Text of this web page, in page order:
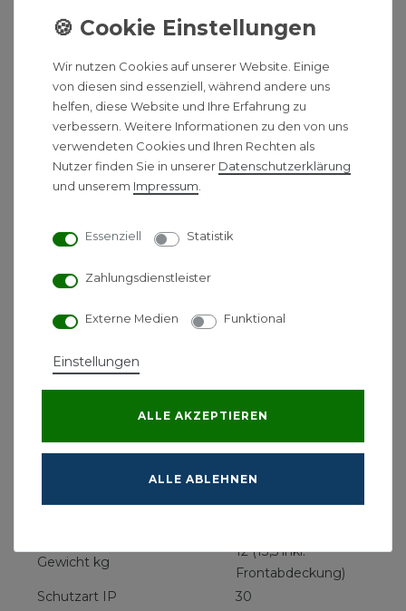
am Gerät. DIBt-Zulassung und Passivhauszertifikat
sind beantragt.
Energieeffizienzklasse A
1 / 2 / 3 / 4 / 5m3/h
15 / 25 / 40 / 55 / 70
(300-500)
Filterklasse 2x G4 (Abluft) & 1x G4 (Zuluft)
Gewicht kg 12 (13,5 inkl. Frontabdeckung) Schutzart
IP Innenteil IP20 / Frontabdeckung IPX4
Elektroanschluss 230 V / 50 Hz
TYP
CWL-D-70
Luftleistung bei Lüfterstufe
250
2 x G4 (Abluft) & 1 G4
Gewicht kg
12 (13,5 inkl.
Frontabdeckung)
Schutzart IP
30
Wir nutzen Cookies auf unserer Website. Einige
von diesen sind essenziell, während andere uns
helfen, diese Website und Ihre Erfahrung zu
verbessern. Weitere Informationen zu den von uns
verwendeten Cookies und Ihren Rechten als
Nutzer finden Sie in unserer Daten­schutz­erklärung
und unserem Impressum
Essenziell Statistik
Zahlungsdienstleister
Externe Medien Funktional
Einstellungen
ALLE AKZEPTIEREN
ALLE ABLEHNEN